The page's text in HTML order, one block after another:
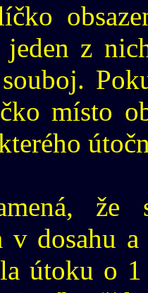
jeden z
místo
že
v dosahu
útoku o